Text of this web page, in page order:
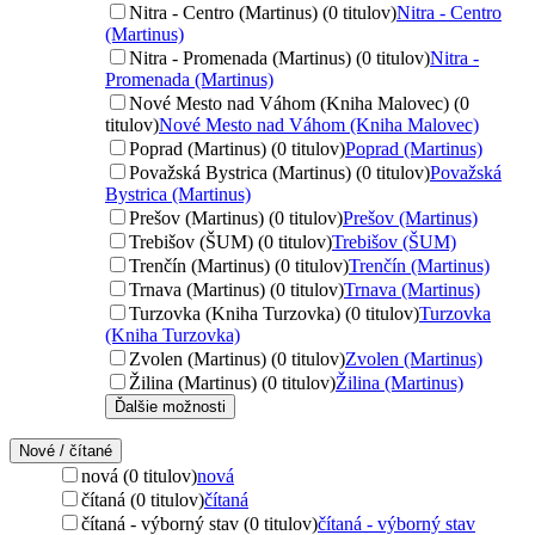
Nitra - Centro (Martinus) (0 titulov)Nitra - Centro
(Martinus)
Nitra - Promenada (Martinus) (0 titulov)Nitra -
Promenada (Martinus)
Nové Mesto nad Váhom (Kniha Malovec) (0
titulov)Nové Mesto nad Váhom (Kniha Malovec)
Poprad (Martinus) (0 titulov)Poprad (Martinus)
Považská Bystrica (Martinus) (0 titulov)Považská
Bystrica (Martinus)
Prešov (Martinus) (0 titulov)Prešov (Martinus)
Trebišov (ŠUM) (0 titulov)Trebišov (ŠUM)
Trenčín (Martinus) (0 titulov)Trenčín (Martinus)
Trnava (Martinus) (0 titulov)Trnava (Martinus)
Turzovka (Kniha Turzovka) (0 titulov)Turzovka
(Kniha Turzovka)
Zvolen (Martinus) (0 titulov)Zvolen (Martinus)
Žilina (Martinus) (0 titulov)Žilina (Martinus)
Ďalšie možnosti
Nové / čítané
nová (0 titulov)nová
čítaná (0 titulov)čítaná
čítaná - výborný stav (0 titulov)čítaná - výborný stav